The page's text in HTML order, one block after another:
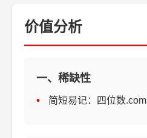
价值分析
一、稀缺性
简短易记：四位数.com